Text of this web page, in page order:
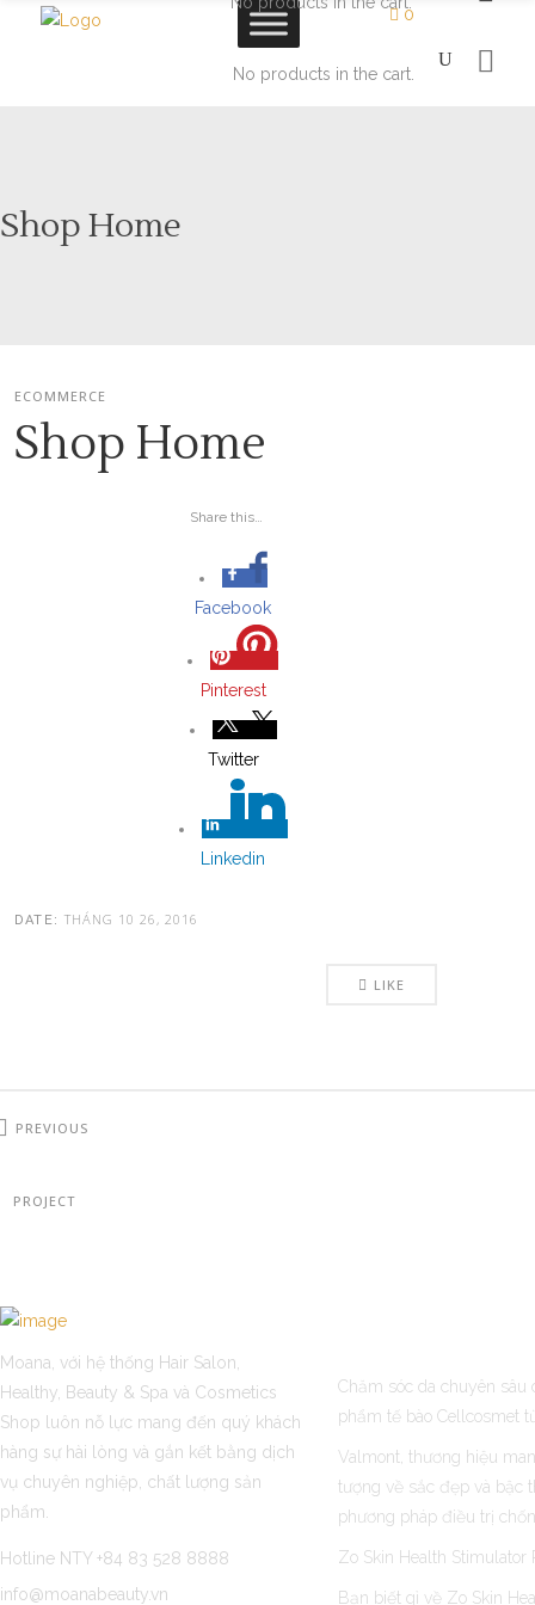
0
No products in the cart.
Shop Home
ECOMMERCE
Shop Home
Share this…
Facebook
Pinterest
Twitter
Linkedin
DATE: THÁNG 10 26, 2016
LIKE
PREVIOUS
PROJECT
Moana, với hệ thống Hair Salon,
Healthy, Beauty & Spa và Cosmetics
Shop luôn nỗ lực mang đến quý khách
hàng sự hài lòng và gắn kết bằng dịch
vụ chuyên nghiệp, chất lượng sản
phẩm.
Hotline NTY +84 83 528 8888
info@moanabeauty.vn
Chăm sóc da chuyên sâu
phẩm tế bào Cellcosmet
Valmont, thương hiệu
tượng về sắc đẹp và bậc
phương pháp điều trị
Zo Skin Health Stimulator
Bạn biết gì về Zo Skin